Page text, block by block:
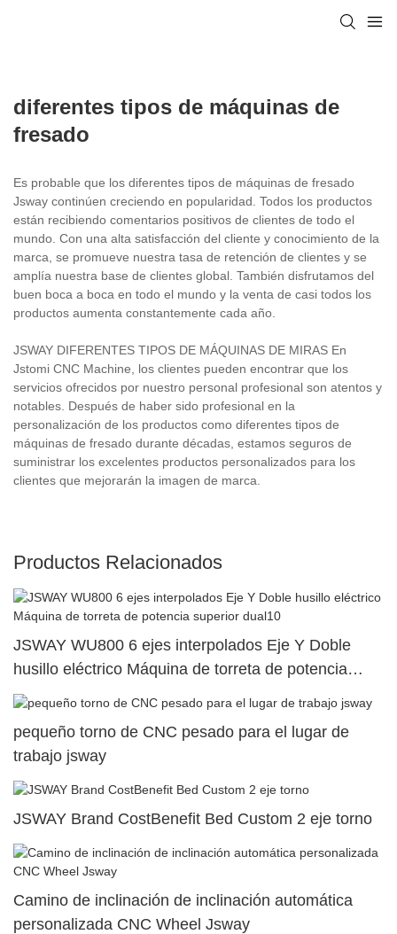
diferentes tipos de máquinas de
fresado
Es probable que los diferentes tipos de máquinas de fresado
Jsway continúen creciendo en popularidad. Todos los productos
están recibiendo comentarios positivos de clientes de todo el
mundo. Con una alta satisfacción del cliente y conocimiento de la
marca, se promueve nuestra tasa de retención de clientes y se
amplía nuestra base de clientes global. También disfrutamos del
buen boca a boca en todo el mundo y la venta de casi todos los
productos aumenta constantemente cada año.
JSWAY DIFERENTES TIPOS DE MÁQUINAS DE MIRAS En
Jstomi CNC Machine, los clientes pueden encontrar que los
servicios ofrecidos por nuestro personal profesional son atentos y
notables. Después de haber sido profesional en la
personalización de los productos como diferentes tipos de
máquinas de fresado durante décadas, estamos seguros de
suministrar los excelentes productos personalizados para los
clientes que mejorarán la imagen de marca.
Productos Relacionados
JSWAY WU800 6 ejes interpolados Eje Y Doble
husillo eléctrico Máquina de torreta de potencia
superior dual10
pequeño torno de CNC pesado para el lugar de
trabajo jsway
JSWAY Brand CostBenefit Bed Custom 2 eje torno
Camino de inclinación de inclinación automática
personalizada CNC Wheel Jsway